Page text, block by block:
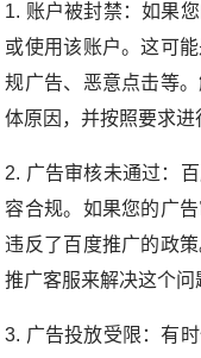
1. 账户被封禁：如果
或使用该账户。这可
规广告、恶意点击等
体原因，并按照要求进
2. 广告审核未通过：
容合规。如果您的广
违反了百度推广的政
推广客服来解决这个问
3. 广告投放受限：有